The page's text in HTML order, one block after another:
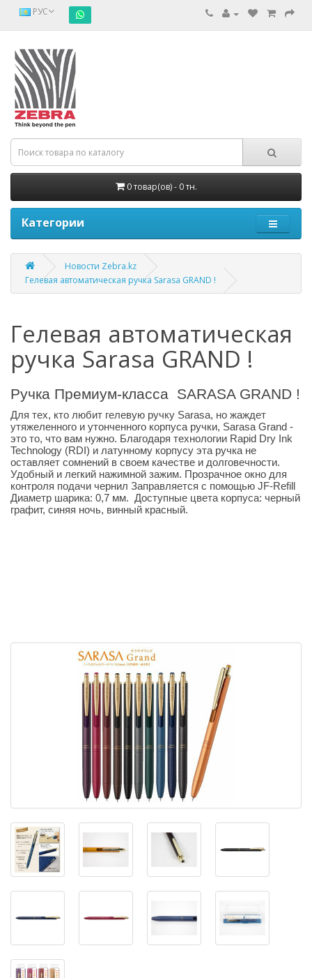
РУС
0 товар(ов) - 0 тн.
Категории
Новости Zebra.kz
Гелевая автоматическая ручка Sarasa GRAND !
Гелевая автоматическая
ручка Sarasa GRAND !
Ручка Премиум-класса SARASA GRAND !
Для тех, кто любит гелевую ручку Sarasa, но жаждет
утяжеленного и утонченного корпуса ручки, Sarasa Grand -
это то, что вам нужно. Благодаря технологии Rapid Dry Ink
Technology (RDI) и латунному корпусу эта ручка не
оставляет сомнений в своем качестве и долговечности.
Удобный и легкий нажимной зажим. Прозрачное окно для
контроля подачи чернил Заправляется с помощью JF-Refill
Диаметр шарика: 0,7 мм. Доступные цвета корпуса: черный
графит, синяя ночь, винный красный.